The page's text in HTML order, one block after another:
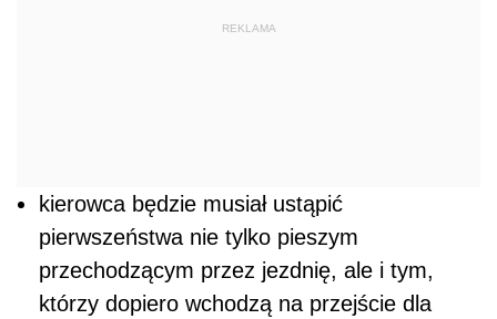
REKLAMA
kierowca będzie musiał ustąpić
pierwszeństwa nie tylko pieszym
przechodzącym przez jezdnię, ale i tym,
którzy dopiero wchodzą na przejście dla